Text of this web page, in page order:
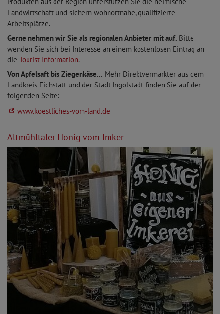
Produkten aus der Region unterstützen Sie die heimische
Landwirtschaft und sichern wohnortnahe, qualifizierte
Arbeitsplätze.
Gerne nehmen wir Sie als regionalen Anbieter mit auf. Bitte
wenden Sie sich bei Interesse an einem kostenlosen Eintrag an
die Tourist Information.
Von Apfelsaft bis Ziegenkäse... Mehr Direktvermarkter aus dem
Landkreis Eichstätt und der Stadt Ingolstadt finden Sie auf der
folgenden Seite:
www.koestliches-vom-land.de
Altmühltaler Honig vom Imker